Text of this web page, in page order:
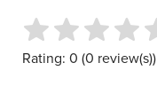
Rating: 0 (0 review(s))